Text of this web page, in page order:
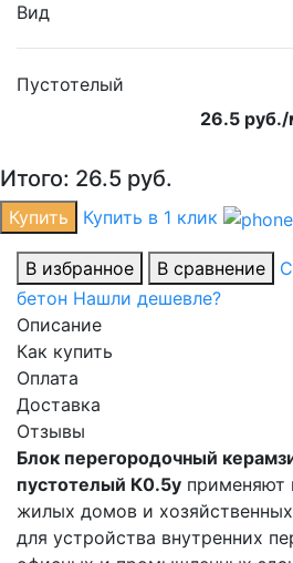
Вид
Пустотелый
26.5
Итого: 26.5 руб.
Купить Купить в 1 клик
В избранное В сравнение
бетон Нашли дешевле?
Описание
Как купить
Оплата
Доставка
Отзывы
Блок перегородочный
пустотелый К0.5у применяют
жилых домов и
для устройства внутренних